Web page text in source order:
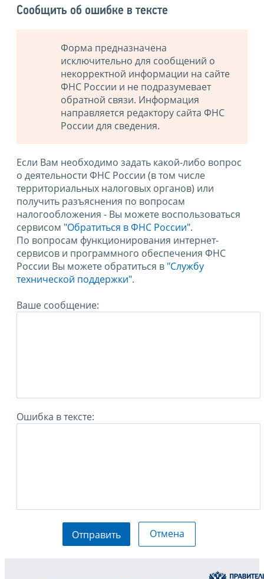
Сообщить об ошибке в тексте
Форма предназначена
исключительно для сообщений о
некорректной информации на сайте
ФНС России и не подразумевает
обратной связи. Информация
направляется редактору сайта ФНС
России для сведения.
Если Вам необходимо задать какой-либо вопрос
о деятельности ФНС России (в том числе
территориальных налоговых органов) или
получить разъяснения по вопросам
налогообложения - Вы можете воспользоваться
сервисом "Обратиться в ФНС России".
По вопросам функционирования интернет-
сервисов и программного обеспечения ФНС
России Вы можете обратиться в "Службу
технической поддержки".
Ваше сообщение:
Ошибка в тексте:
Отправить Отмена